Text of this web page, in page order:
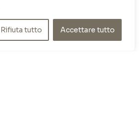
Rifiuta tutto Accettare tutto